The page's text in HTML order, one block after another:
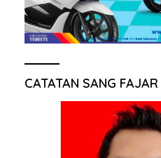
CATATAN SANG FAJAR